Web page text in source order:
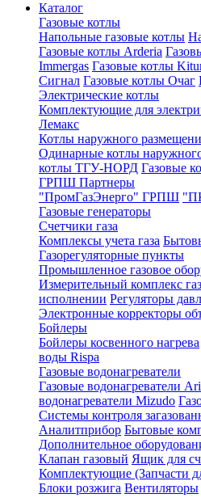
Каталог
Газовые котлы
Напольные газовые котлы
Газовые котлы Arderia
Immergas Газовые котлы
Сигнал Газовые котлы Очаг
Электрические котлы
Комплектующие для
Лемакс
Котлы наружного
Одинарные котлы
котлы ТГУ-НОРД Газовые
ГРПШ Партнеры
"ПромГазЭнерго" ГРПШ
Газовые генераторы
Счетчики газа
Комплексы учета газа
Газорегуляторные пункты
Промышленное газовое
Измерительный комплекс
исполнении Регуляторы
Электронные корректоры
Бойлеры
Бойлеры косвенного нагрева
воды Rispa
Газовые водонагреватели
Газовые водонагреватели
водонагреватели Mizudo
Системы контроля
Аналитприбор Бытовые
Дополнительное
Клапан газовый Ящик для
Комплектующие (Запчасти
Блоки розжига Вентиляторы